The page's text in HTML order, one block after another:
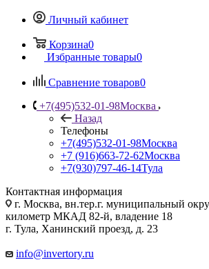
Личный кабинет
Корзина0
Избранные товары0
Сравнение товаров0
+7(495)532-01-98Москва
Назад
Телефоны
+7(495)532-01-98Москва
+7 (916)663-72-62Москва
+7(930)797-46-14Тула
Контактная информация
г. Москва, вн.тер.г. муниципальный
километр МКАД 82-й, владение 18
г. Тула, Ханинский проезд, д. 23
info@invertory.ru